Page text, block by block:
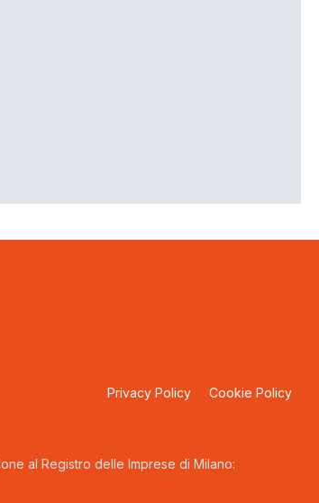
Privacy Policy Cookie Policy
al Registro delle Imprese di Milano: